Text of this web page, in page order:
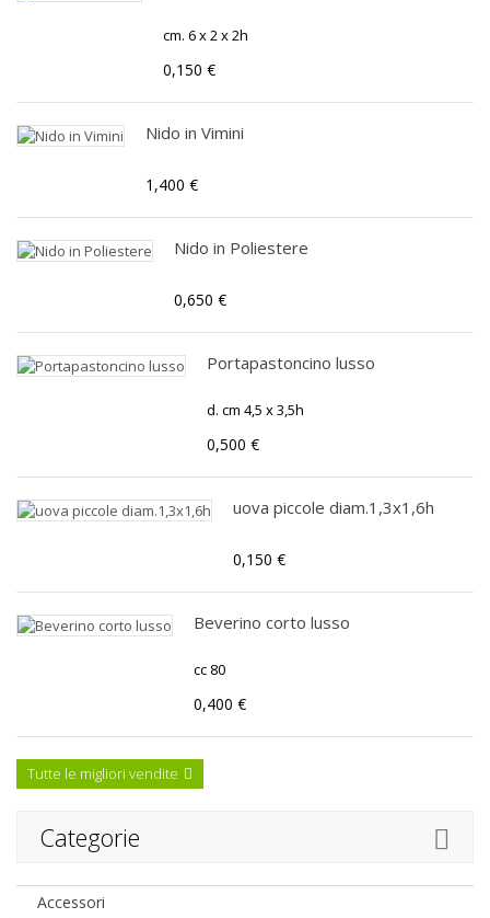
cm. 6 x 2 x 2h
0,150 €
Nido in Vimini
1,400 €
Nido in Poliestere
0,650 €
Portapastoncino lusso
d. cm 4,5 x 3,5h
0,500 €
uova piccole diam.1,3x1,6h
0,150 €
Beverino corto lusso
cc 80
0,400 €
Tutte le migliori vendite
Categorie
Accessori